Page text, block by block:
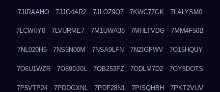
7JIRAAHO 7JJO4AR2 7JLOZ9Q7 7KWC77GK 7LALYSM0
7LCWIIY0 7LVURME7 7M1UWA38 7MHLTVDG 7MM4F50B
7NL020H5 7NS5N00M 7NSA9LFN 7NZIGFWV 7O15HQUY
7O6U1WZR 7O89DJ0L 7OB253FZ 7ODLM7D2 7OY8DOTS
7P5VTP24 7PDDGXNL 7PDF28N1 7PISQHBH 7PKT2VUV